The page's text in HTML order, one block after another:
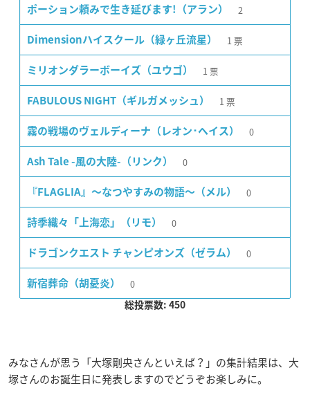
ポーション頼みで生き延びます!（アラン） 2
Dimensionハイスクール（緑ヶ丘流星） 1 票
ミリオンダラーボーイズ（ユウゴ） 1 票
FABULOUS NIGHT（ギルガメッシュ） 1 票
霧の戦場のヴェルディーナ（レオン･ヘイス） 0
Ash Tale -風の大陸-（リンク） 0
『FLAGLIA』〜なつやすみの物語〜（メル） 0
詩季織々「上海恋」（リモ） 0
ドラゴンクエスト チャンピオンズ（ゼラム） 0
新宿葬命（胡憂炎） 0
総投票数: 450
みなさんが思う「大塚剛央さんといえば？」の集計結果は、大
塚さんのお誕生日に発表しますのでどうぞお楽しみに。